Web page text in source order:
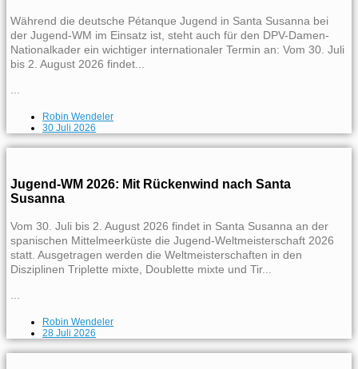
Während die deutsche Pétanque Jugend in Santa Susanna bei
der Jugend-WM im Einsatz ist, steht auch für den DPV-Damen-
Nationalkader ein wichtiger internationaler Termin an: Vom 30. Juli
bis 2. August 2026 findet...
Robin Wendeler
30 Juli 2026
Jugend-WM 2026: Mit Rückenwind nach Santa
Susanna
Vom 30. Juli bis 2. August 2026 findet in Santa Susanna an der
spanischen Mittelmeerküste die Jugend-Weltmeisterschaft 2026
statt. Ausgetragen werden die Weltmeisterschaften in den
Disziplinen Triplette mixte, Doublette mixte und Tir...
Robin Wendeler
28 Juli 2026